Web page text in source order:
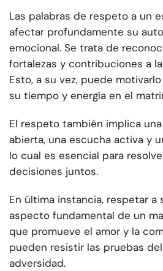
Las palabras de respeto a un
afectar profundamente su
emocional. Se trata de
fortalezas y contribuciones a
Esto, a su vez, puede
su tiempo y energía en el
El respeto también implica
abierta, una escucha activa y
lo cual es esencial para
decisiones juntos.
En última instancia, respetar a
aspecto fundamental de un
que promueve el amor y la
pueden resistir las pruebas
adversidad.